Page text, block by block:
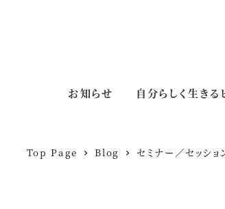
お知らせ 自分らしく生きる
Top Page Blog セミナー／セッショ